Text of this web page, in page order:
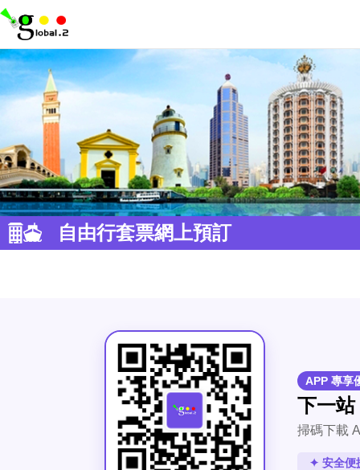
自由行套票網上預訂
APP 專享
下一
掃碼下載
✦ 安全便